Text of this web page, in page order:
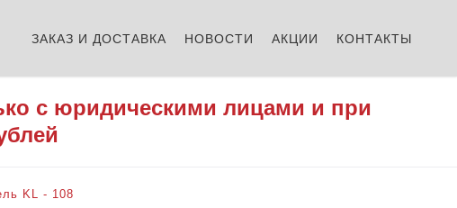
ЗАКАЗ И ДОСТАВКА НОВОСТИ АКЦИИ КОНТАКТЫ
с юридическими лицами и при
KL - 108